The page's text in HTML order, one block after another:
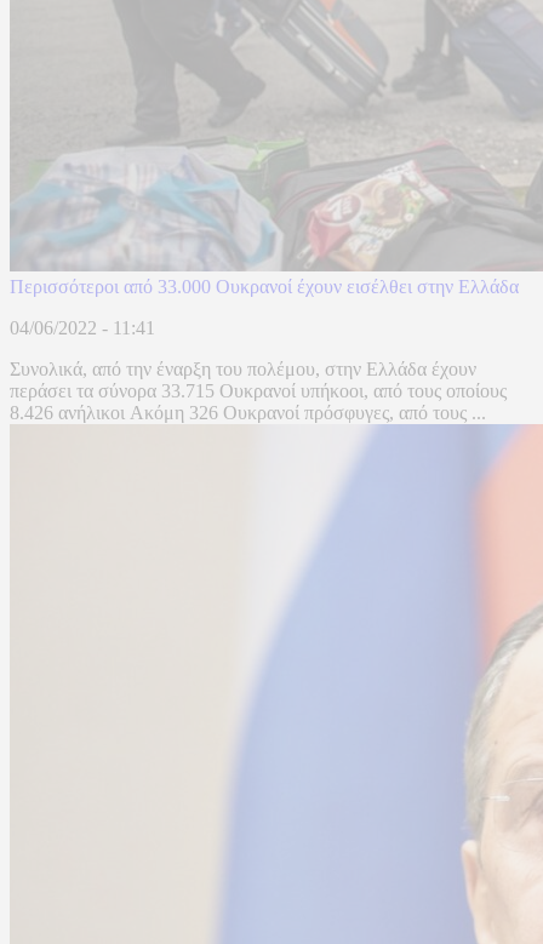
Περισσότεροι από 33.000 Ουκρανοί έχουν εισέλθει στην Ελλάδα
04/06/2022 - 11:41
Συνολικά, από την έναρξη του πολέμου, στην Ελλάδα έχουν
περάσει τα σύνορα 33.715 Ουκρανοί υπήκοοι, από τους οποίους
8.426 ανήλικοι Aκόμη 326 Ουκρανοί πρόσφυγες, από τους ...